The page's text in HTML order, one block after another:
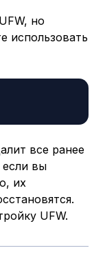
но
использовать
все ранее
вы
их
UFW.